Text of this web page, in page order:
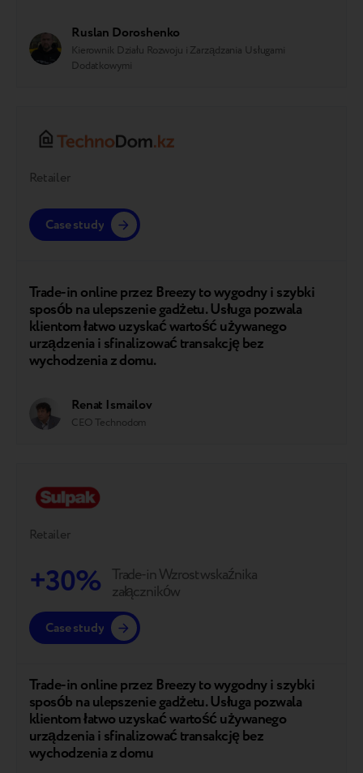
Ruslan Doroshenko
Kierownik Działu Rozwoju i Zarządzania Usługami
Dodatkowymi
Retailer
Trade-in online przez Breezy to wygodny i szybki
sposób na ulepszenie gadżetu. Usługa pozwala
klientom łatwo uzyskać wartość używanego
urządzenia i sfinalizować transakcję bez
wychodzenia z domu.
Case study
Renat Ismailov
CEO Technodom
Retailer
Trade-in online przez Breezy to wygodny i szybki
sposób na ulepszenie gadżetu. Usługa pozwala
klientom łatwo uzyskać wartość używanego
urządzenia i sfinalizować transakcję bez
wychodzenia z domu
+30% Trade-in Wzrost wskaźnika
załączników
Case study